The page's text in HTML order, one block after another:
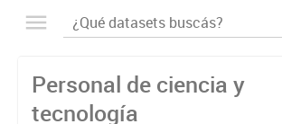
Personal de ciencia y
tecnología